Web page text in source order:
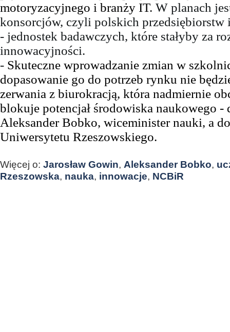
motoryzacyjnego i branży IT. W planach
konsorcjów, czyli polskich przedsiębiorstw
- jednostek badawczych, które stałyby za
innowacyjności.
- Skuteczne wprowadzanie zmian w
dopasowanie go do potrzeb rynku nie
zerwania z biurokracją, która nadmiernie
blokuje potencjał środowiska naukowego -
Aleksander Bobko, wiceminister nauki, a
Uniwersytetu Rzeszowskiego.
Więcej o: Jarosław Gowin, Aleksander Bobko,
Rzeszowska, nauka, innowacje, NCBiR